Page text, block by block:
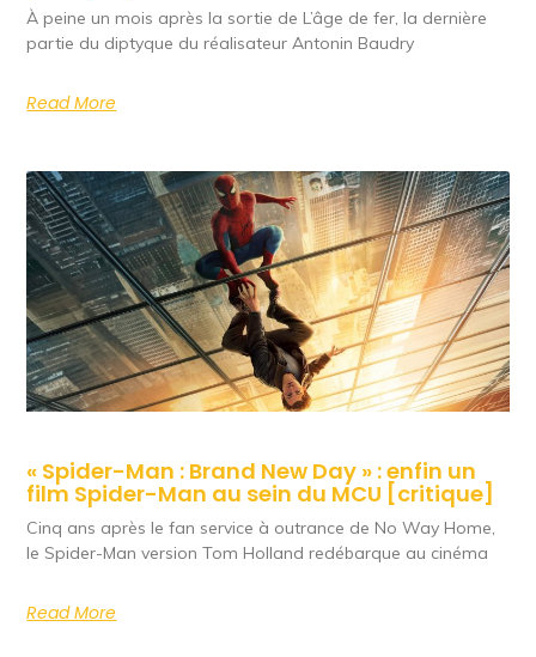
À peine un mois après la sortie de L’âge de fer, la dernière
partie du diptyque du réalisateur Antonin Baudry
Read More
« Spider-Man : Brand New Day » : enfin un
film Spider-Man au sein du MCU [critique]
Cinq ans après le fan service à outrance de No Way Home,
le Spider-Man version Tom Holland redébarque au cinéma
Read More